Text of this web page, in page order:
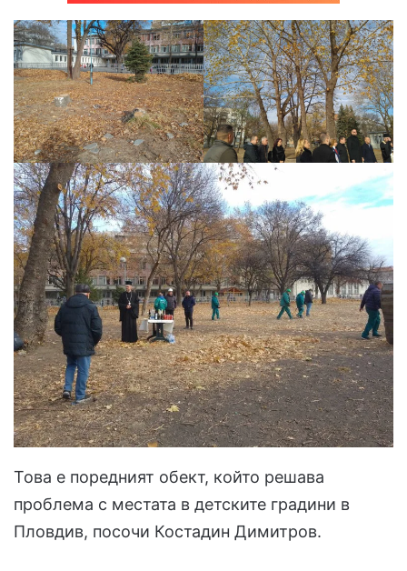
Това е поредният обект, който решава
проблема с местата в детските градини в
Пловдив, посочи Костадин Димитров.